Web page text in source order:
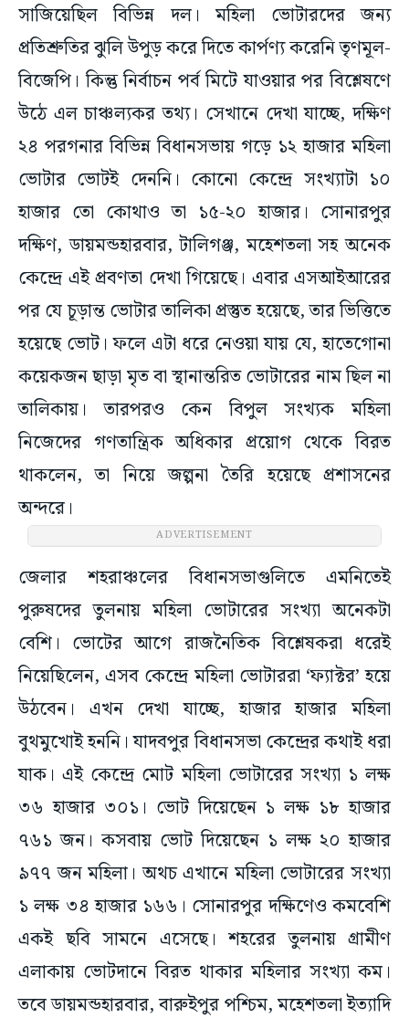
সাজিয়েছিল বিভিন্ন দল। মহিলা ভোটারদের জন্য
প্রতিশ্রুতির ঝুলি উপুড় করে দিতে কার্পণ্য করেনি তৃণমূল-
বিজেপি। কিন্তু নির্বাচন পর্ব মিটে যাওয়ার পর বিশ্লেষণে
উঠে এল চাঞ্চল্যকর তথ্য। সেখানে দেখা যাচ্ছে, দক্ষিণ
২৪ পরগনার বিভিন্ন বিধানসভায় গড়ে ১২ হাজার মহিলা
ভোটার ভোটই দেননি। কোনো কেন্দ্রে সংখ্যাটা ১০
হাজার তো কোথাও তা ১৫-২০ হাজার। সোনারপুর
দক্ষিণ, ডায়মন্ডহারবার, টালিগঞ্জ, মহেশতলা সহ অনেক
কেন্দ্রে এই প্রবণতা দেখা গিয়েছে। এবার এসআইআরের
পর যে চূড়ান্ত ভোটার তালিকা প্রস্তুত হয়েছে, তার ভিত্তিতে
হয়েছে ভোট। ফলে এটা ধরে নেওয়া যায় যে, হাতেগোনা
কয়েকজন ছাড়া মৃত বা স্থানান্তরিত ভোটারের নাম ছিল না
তালিকায়। তারপরও কেন বিপুল সংখ্যক মহিলা
নিজেদের গণতান্ত্রিক অধিকার প্রয়োগ থেকে বিরত
থাকলেন, তা নিয়ে জল্পনা তৈরি হয়েছে প্রশাসনের
অন্দরে।
ADVERTISEMENT
জেলার শহরাঞ্চলের বিধানসভাগুলিতে এমনিতেই
পুরুষদের তুলনায় মহিলা ভোটারের সংখ্যা অনেকটা
বেশি। ভোটের আগে রাজনৈতিক বিশ্লেষকরা ধরেই
নিয়েছিলেন, এসব কেন্দ্রে মহিলা ভোটাররা ‘ফ্যাক্টর’ হয়ে
উঠবেন। এখন দেখা যাচ্ছে, হাজার হাজার মহিলা
বুথমুখোই হননি। যাদবপুর বিধানসভা কেন্দ্রের কথাই ধরা
যাক। এই কেন্দ্রে মোট মহিলা ভোটারের সংখ্যা ১ লক্ষ
৩৬ হাজার ৩০১। ভোট দিয়েছেন ১ লক্ষ ১৮ হাজার
৭৬১ জন। কসবায় ভোট দিয়েছেন ১ লক্ষ ২০ হাজার
৯৭৭ জন মহিলা। অথচ এখানে মহিলা ভোটারের সংখ্যা
১ লক্ষ ৩৪ হাজার ১৬৬। সোনারপুর দক্ষিণেও কমবেশি
একই ছবি সামনে এসেছে। শহরের তুলনায় গ্রামীণ
এলাকায় ভোটদানে বিরত থাকার মহিলার সংখ্যা কম।
তবে ডায়মন্ডহারবার, বারুইপুর পশ্চিম, মহেশতলা ইত্যাদি